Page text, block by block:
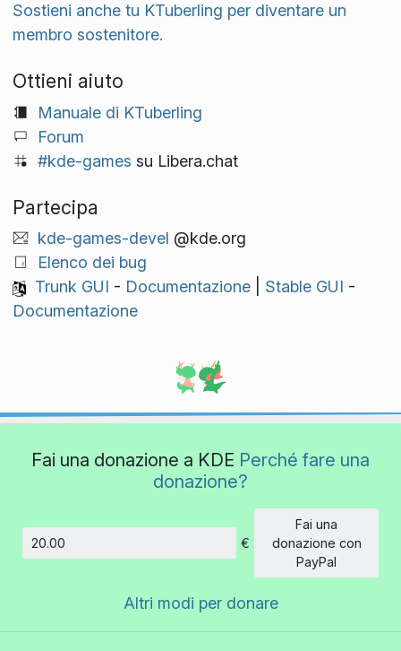
Sostieni anche tu KTuberling per diventare un
membro sostenitore.
Ottieni aiuto
Manuale di KTuberling
Forum
#kde-games su Libera.chat
Partecipa
kde-games-devel @kde.org
Elenco dei bug
Trunk GUI - Documentazione| Stable GUI -
Documentazione
Fai una donazione a KDE Perché fare una
donazione?
Importo
€
Fai una
donazione con
PayPal
Altri modi per donare